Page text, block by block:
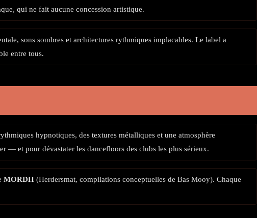
qui ne fait aucune concession artistique.
sons sombres et architectures rythmiques implacables. Le label a
entre tous.
hypnotiques, des textures métalliques et une atmosphère
— et pour dévastater les dancefloors des clubs les plus sérieux.
MORDH (Herdersmat, compilations conceptuelles de Bas Mooy). Chaque